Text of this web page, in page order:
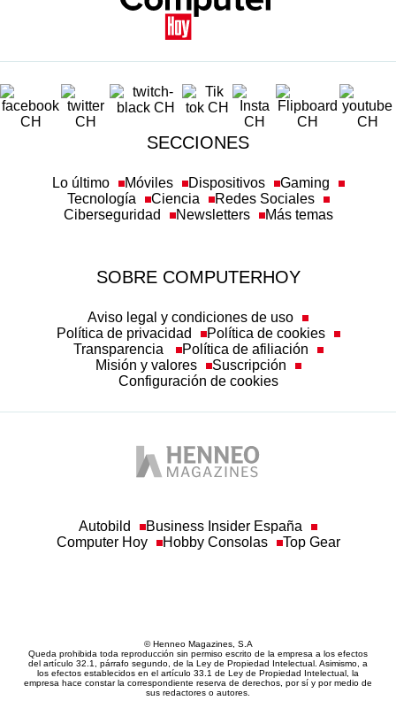
SECCIONES
Lo último Móviles Dispositivos
Gaming
Tecnología
Ciencia
Redes Sociales
Ciberseguridad
Newsletters Más temas
SOBRE COMPUTERHOY
Aviso legal y condiciones de uso
Política de privacidad
Política de cookies
Transparencia
Política de afiliación
Misión y valores
Suscripción
Configuración de cookies
Autobild
Business Insider España
Computer Hoy
Hobby Consolas Top Gear
© Henneo Magazines, S.A
Queda prohibida toda reproducción sin permiso escrito de la empresa a los efectos
del artículo 32.1, párrafo segundo, de la Ley de Propiedad Intelectual. Asimismo, a
los efectos establecidos en el artículo 33.1 de Ley de Propiedad Intelectual, la
empresa hace constar la correspondiente reserva de derechos, por sí y por medio de
sus redactores o autores.